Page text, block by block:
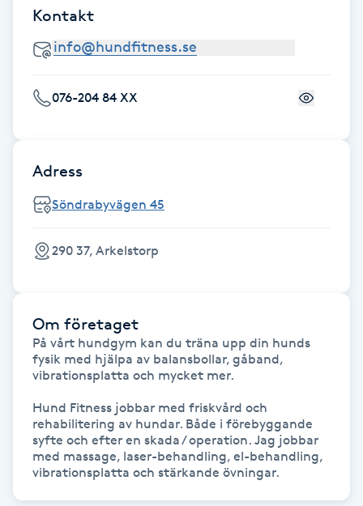
Fransförlängning
Fransförlängning Megavolym
Fransförlängning Volym
Fransrengöring
Frekvensterapi
Friskvård
Friskvårdsmassage
Frisör
Funktionsanalys
Färgning
Kontakt
076-204 84 XX
Adress
Söndrabyvägen 45
290 37, Arkelstorp
Om företaget
På vårt hundgym kan du träna upp din hunds
fysik med hjälpa av balansbollar, gåband,
vibrationsplatta och mycket mer.
Hund Fitness jobbar med friskvård och
rehabilitering av hundar. Både i förebyggande
syfte och efter en skada / operation. Jag jobbar
med massage, laser-behandling, el-behandling,
vibrationsplatta och stärkande övningar.